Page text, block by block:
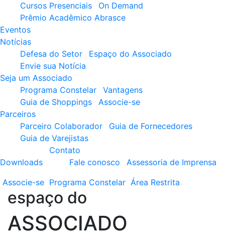
Cursos Presenciais
On Demand
Prêmio Acadêmico Abrasce
Eventos
Notícias
Defesa do Setor
Espaço do Associado
Envie sua Notícia
Seja um Associado
Programa Constelar
Vantagens
Guia de Shoppings
Associe-se
Parceiros
Parceiro Colaborador
Guia de Fornecedores
Guia de Varejistas
Downloads
Contato
Fale conosco
Assessoria de Imprensa
Associe-se Programa Constelar Área Restrita
espaço do
ASSOCIADO